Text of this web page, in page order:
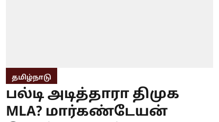
தமிழ்நாடு
பல்டி அடித்தாரா திமுக
MLA? மார்கண்டேயன்